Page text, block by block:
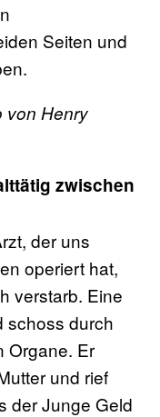
Seiten und
von Henry
zwischen
der uns
operiert hat,
verstarb. Eine
schoss durch
Organe. Er
und rief
der Junge Geld